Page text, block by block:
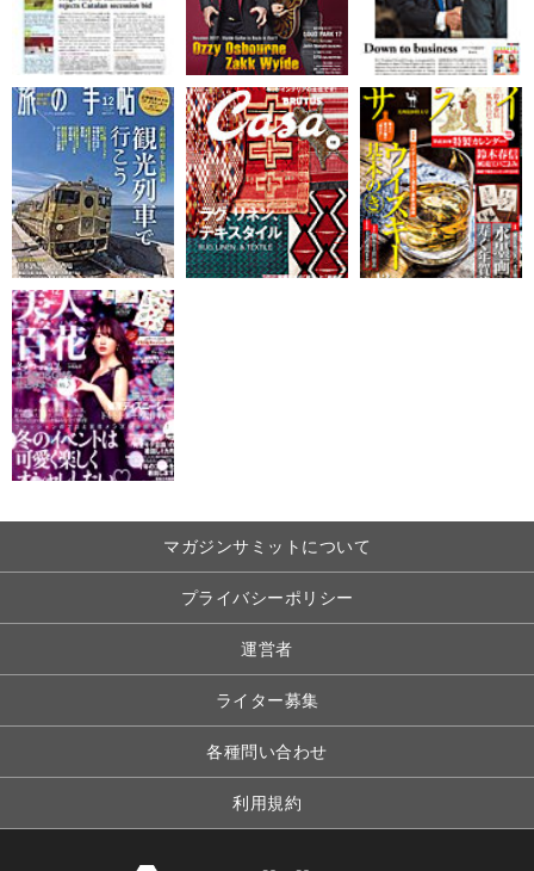
マガジンサミットについて
プライバシーポリシー
運営者
ライター募集
各種問い合わせ
利用規約